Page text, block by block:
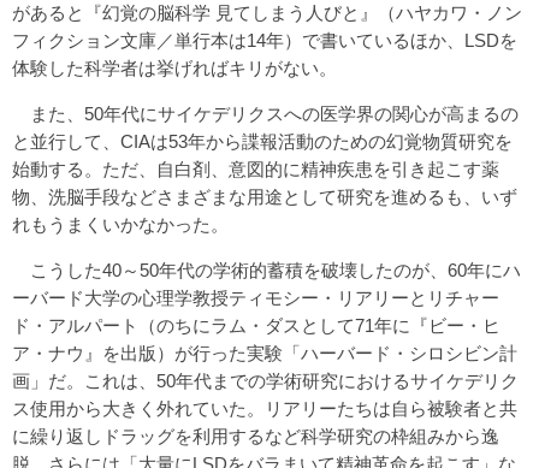
があると『幻覚の脳科学 見てしまう人びと』（ハヤカワ・ノン
フィクション文庫／単行本は14年）で書いているほか、LSDを
体験した科学者は挙げればキリがない。
また、50年代にサイケデリクスへの医学界の関心が高まるの
と並行して、CIAは53年から諜報活動のための幻覚物質研究を
始動する。ただ、自白剤、意図的に精神疾患を引き起こす薬
物、洗脳手段などさまざまな用途として研究を進めるも、いず
れもうまくいかなかった。
こうした40～50年代の学術的蓄積を破壊したのが、60年にハ
ーバード大学の心理学教授ティモシー・リアリーとリチャー
ド・アルパート（のちにラム・ダスとして71年に『ビー・ヒ
ア・ナウ』を出版）が行った実験「ハーバード・シロシビン計
画」だ。これは、50年代までの学術研究におけるサイケデリク
ス使用から大きく外れていた。リアリーたちは自ら被験者と共
に繰り返しドラッグを利用するなど科学研究の枠組みから逸
脱、さらには「大量にLSDをバラまいて精神革命を起こす」な